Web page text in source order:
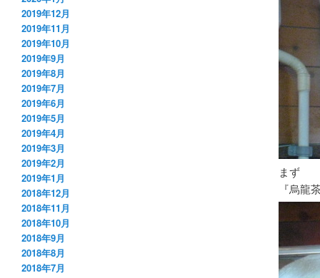
まず
『烏龍
2019年12月
2019年11月
2019年10月
2019年9月
2019年8月
2019年7月
2019年6月
2019年5月
2019年4月
2019年3月
2019年2月
2019年1月
2018年12月
2018年11月
2018年10月
2018年9月
2018年8月
2018年7月